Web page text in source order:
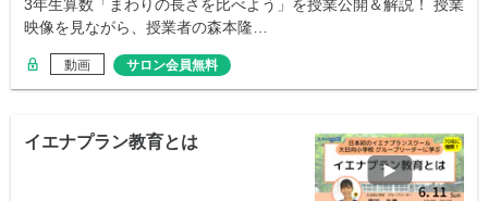
3年生算数「まわりの長さを比べよう」を授業公開＆解説！ 授業
映像を見ながら、授業者の森本隆…
動画 サロン会員無料
イエナプラン教育とは